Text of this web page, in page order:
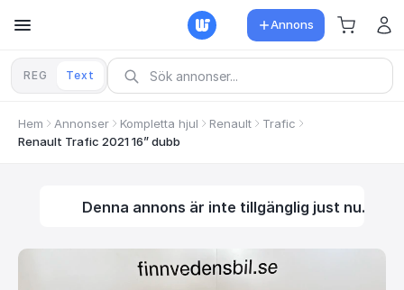
Annons
REG Text
Hem Annonser Kompletta hjul Renault
Trafic
Renault Trafic 2021 16” dubb
Denna annons är inte tillgänglig just nu.